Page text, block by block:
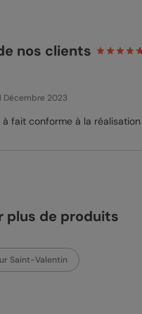
nos clients
Décembre 2023
à fait conforme à la
plus de produits
Saint-Valentin